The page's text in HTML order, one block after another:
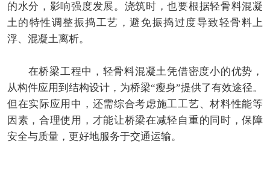
的水分，影响强度发展。浇筑时，也要根据轻骨料混凝
土的特性调整振捣工艺，避免振捣过度导致轻骨料上
浮、混凝土离析。
在桥梁工程中，轻骨料混凝土凭借密度小的优势，
从构件应用到结构设计，为桥梁“瘦身”提供了有效途径。
但在实际应用中，还需综合考虑施工工艺、材料性能等
因素，合理使用，才能让桥梁在减轻自重的同时，保障
安全与质量，更好地服务于交通运输。